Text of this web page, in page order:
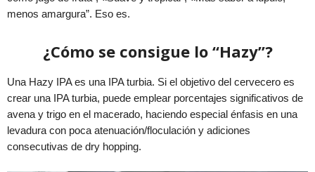
menos amargura”. Eso es.
¿Cómo se consigue lo “Hazy”?
Una Hazy IPA es una IPA turbia. Si el objetivo del cervecero es
crear una IPA turbia, puede emplear porcentajes significativos de
avena y trigo en el macerado, haciendo especial énfasis en una
levadura con poca atenuación/floculación y adiciones
consecutivas de dry hopping.